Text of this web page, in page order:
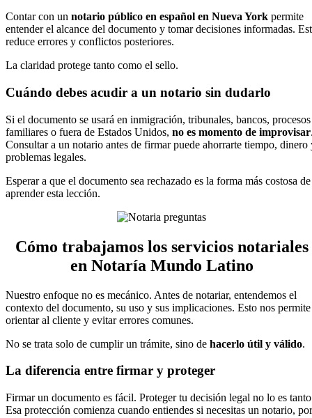
Contar con un notario público en español en Nueva York permite
entender el alcance del documento y tomar decisiones informadas.
reduce errores y conflictos posteriores.
La claridad protege tanto como el sello.
Cuándo debes acudir a un notario sin dudarlo
Si el documento se usará en inmigración, tribunales, bancos, procesos
familiares o fuera de Estados Unidos, no es momento de improvisar
Consultar a un notario antes de firmar puede ahorrarte tiempo, dinero
problemas legales.
Esperar a que el documento sea rechazado es la forma más costosa de
aprender esta lección.
Cómo trabajamos los servicios notariales
en Notaría Mundo Latino
Nuestro enfoque no es mecánico. Antes de notariar, entendemos el
contexto del documento, su uso y sus implicaciones. Esto nos permite
orientar al cliente y evitar errores comunes.
No se trata solo de cumplir un trámite, sino de hacerlo útil y válido.
La diferencia entre firmar y proteger
Firmar un documento es fácil. Proteger tu decisión legal no lo es
Esa protección comienza cuando entiendes si necesitas un notario, por